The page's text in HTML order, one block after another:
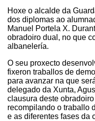
Hoxe o alcalde da
dos diplomas ao
Manuel Portela X.
obradoiro dual, no que
albanelería.
O seu proxecto
fixeron traballos de
para avanzar na que
delegado da Xunta,
clausura deste
recompilando o traballo
e as diferentes fases da